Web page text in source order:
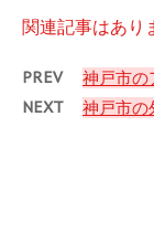
関連記事はあり
PREV 神戸市の
NEXT 神戸市の